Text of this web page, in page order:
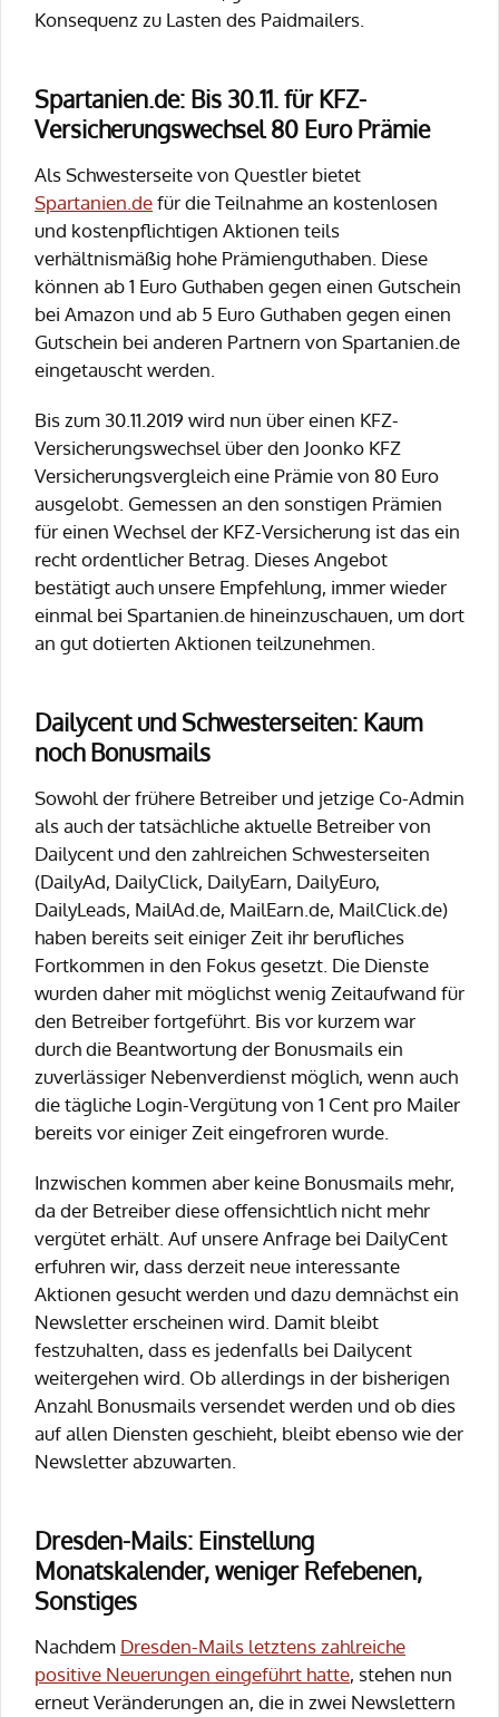
Konsequenz zu Lasten des Paidmailers.
Spartanien.de: Bis 30.11. für KFZ-
Versicherungswechsel 80 Euro Prämie
Als Schwesterseite von Questler bietet
Spartanien.defür die Teilnahme an kostenlosen
und kostenpflichtigen Aktionen teils
verhältnismäßig hohe Prämienguthaben. Diese
können ab 1 Euro Guthaben gegen einen Gutschein
bei Amazon und ab 5 Euro Guthaben gegen einen
Gutschein bei anderen Partnern von Spartanien.de
eingetauscht werden.
Bis zum 30.11.2019 wird nun über einen KFZ-
Versicherungswechsel über den Joonko KFZ
Versicherungsvergleich eine Prämie von 80 Euro
ausgelobt. Gemessen an den sonstigen Prämien
für einen Wechsel der KFZ-Versicherung ist das ein
recht ordentlicher Betrag. Dieses Angebot
bestätigt auch unsere Empfehlung, immer wieder
einmal bei Spartanien.de hineinzuschauen, um dort
an gut dotierten Aktionen teilzunehmen.
Dailycent und Schwesterseiten: Kaum
noch Bonusmails
Sowohl der frühere Betreiber und jetzige Co-Admin
als auch der tatsächliche aktuelle Betreiber von
Dailycent und den zahlreichen Schwesterseiten
(DailyAd, DailyClick, DailyEarn, DailyEuro,
DailyLeads, MailAd.de, MailEarn.de, MailClick.de)
haben bereits seit einiger Zeit ihr berufliches
Fortkommen in den Fokus gesetzt. Die Dienste
wurden daher mit möglichst wenig Zeitaufwand für
den Betreiber fortgeführt. Bis vor kurzem war
durch die Beantwortung der Bonusmails ein
zuverlässiger Nebenverdienst möglich, wenn auch
die tägliche Login-Vergütung von 1 Cent pro Mailer
bereits vor einiger Zeit eingefroren wurde.
Inzwischen kommen aber keine Bonusmails mehr,
da der Betreiber diese offensichtlich nicht mehr
vergütet erhält. Auf unsere Anfrage bei DailyCent
erfuhren wir, dass derzeit neue interessante
Aktionen gesucht werden und dazu demnächst ein
Newsletter erscheinen wird. Damit bleibt
festzuhalten, dass es jedenfalls bei Dailycent
weitergehen wird. Ob allerdings in der bisherigen
Anzahl Bonusmails versendet werden und ob dies
auf allen Diensten geschieht, bleibt ebenso wie der
Newsletter abzuwarten.
Dresden-Mails: Einstellung
Monatskalender, weniger Refebenen,
Sonstiges
Nachdem Dresden-Mails letztens zahlreiche
positive Neuerungen eingeführt hatte, stehen nun
erneut Veränderungen an, die in zwei Newslettern